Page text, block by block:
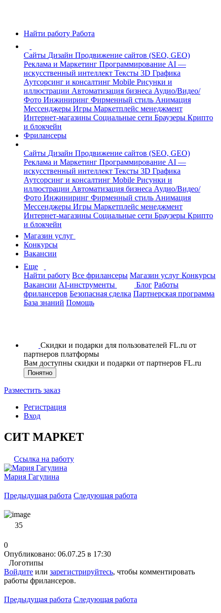
Найти работу Работа
Сайты Дизайн Продвижение сайтов (SEO, GEO)
Реклама и Маркетинг Программирование AI —
искусственный интеллект Тексты 3D Графика
Аутсорсинг и консалтинг Mobile Рисунки и
иллюстрации Автоматизация бизнеса Аудио/Видео/
Фото Инжиниринг Фирменный стиль Анимация
Мессенджеры Игры Маркетплейс менеджмент
Интернет-магазины Социальные сети Браузеры Крипто
и блокчейн
Фрилансеры
Сайты Дизайн Продвижение сайтов (SEO, GEO)
Реклама и Маркетинг Программирование AI —
искусственный интеллект Тексты 3D Графика
Аутсорсинг и консалтинг Mobile Рисунки и
иллюстрации Автоматизация бизнеса Аудио/Видео/
Фото Инжиниринг Фирменный стиль Анимация
Мессенджеры Игры Маркетплейс менеджмент
Интернет-магазины Социальные сети Браузеры Крипто
и блокчейн
Магазин услуг
Конкурсы
Вакансии
Еще
Найти работу Все фрилансеры Магазин услуг Конкурсы
Вакансии AI-инструменты Блог Работы
фрилансеров Безопасная сделка Партнерская программа
База знаний Помощь
Скидки и подарки для пользователей FL.ru от
партнеров платформы
Вам доступны скидки и подарки от партнеров FL.ru
Понятно
Разместить заказ
Регистрация
Вход
СИТ МАРКЕТ
Ссылка на работу
Мария Гагулина
Предыдущая работа Следующая работа
35
0
Опубликовано: 06.07.25 в 17:30
Логотипы
Войдите или зарегистрируйтесь, чтобы комментировать
работы фрилансеров.
Предыдущая работа Следующая работа